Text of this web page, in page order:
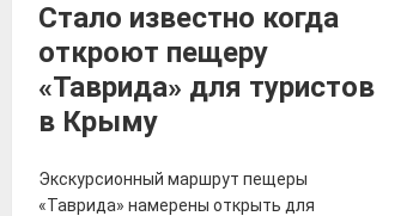
Стало известно когда
откроют пещеру
«Таврида» для туристов
в Крыму
Экскурсионный маршрут пещеры
«Таврида» намерены открыть для